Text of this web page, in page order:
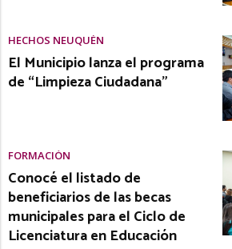
HECHOS NEUQUÉN
El Municipio lanza el programa
de “Limpieza Ciudadana”
FORMACIÓN
Conocé el listado de
beneficiarios de las becas
municipales para el Ciclo de
Licenciatura en Educación